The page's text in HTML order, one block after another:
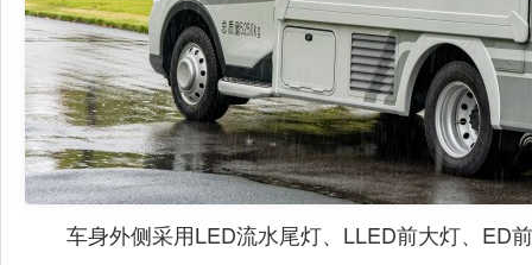
车身外侧采用LED流水尾灯、 LLED前大灯、 ED